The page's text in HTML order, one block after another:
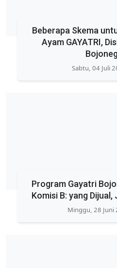
Beberapa Skema
Ayam GAYATRI,
Sabtu, 04 Juli
Program Gayatri
Komisi B: yang
Minggu, 28 Juni